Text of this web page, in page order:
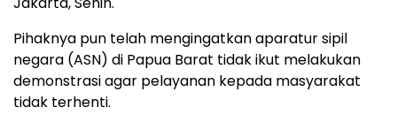
Pihaknya pun telah mengingatkan aparatur sipil
negara (ASN) di Papua Barat tidak ikut melakukan
demonstrasi agar pelayanan kepada masyarakat
tidak terhenti.